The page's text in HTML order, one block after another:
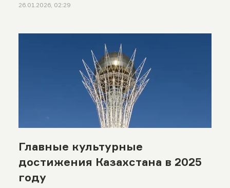
26.01.2026, 02:29
Главные культурные
достижения Казахстана в 2025
году